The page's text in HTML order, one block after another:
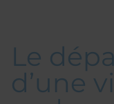
Le
d’une